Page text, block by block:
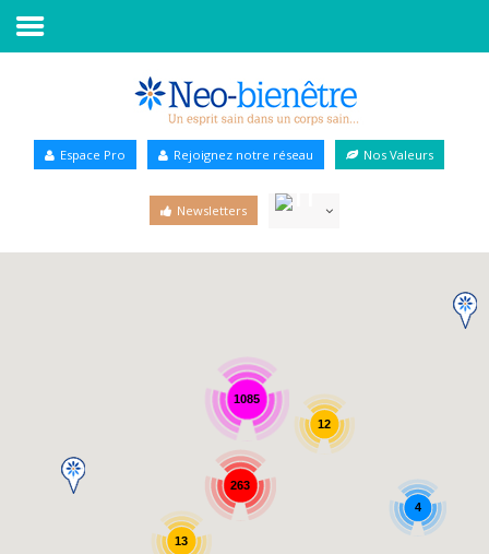
Annuaire Bien-être
Espace Pro Rejoignez notre réseau Nos Valeurs
Newsletters
1085
13
263
4
12